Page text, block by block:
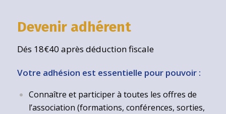
Devenir adhérent
Dés 18€40 après déduction fiscale
Votre adhésion est essentielle pour pouvoir :
Connaître et participer à toutes les offres de
l’association (formations, conférences, sorties,